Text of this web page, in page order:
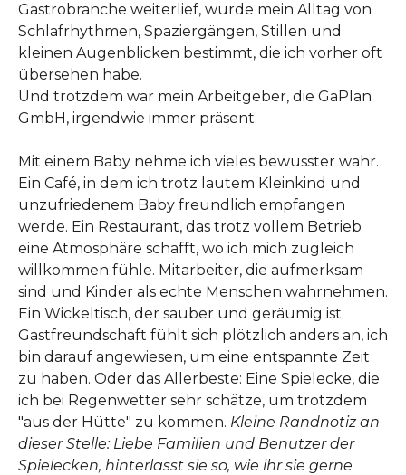
Gastrobranche weiterlief, wurde mein Alltag von
Schlafrhythmen, Spaziergängen, Stillen und
kleinen Augenblicken bestimmt, die ich vorher oft
übersehen habe.
Und trotzdem war mein Arbeitgeber, die GaPlan
GmbH, irgendwie immer präsent.
Mit einem Baby nehme ich vieles bewusster wahr.
Ein Café, in dem ich trotz lautem Kleinkind und
unzufriedenem Baby freundlich empfangen
werde. Ein Restaurant, das trotz vollem Betrieb
eine Atmosphäre schafft, wo ich mich zugleich
willkommen fühle. Mitarbeiter, die aufmerksam
sind und Kinder als echte Menschen wahrnehmen.
Ein Wickeltisch, der sauber und geräumig ist.
Gastfreundschaft fühlt sich plötzlich anders an, ich
bin darauf angewiesen, um eine entspannte Zeit
zu haben. Oder das Allerbeste: Eine Spielecke, die
ich bei Regenwetter sehr schätze, um trotzdem
"aus der Hütte" zu kommen. Kleine Randnotiz an
dieser Stelle: Liebe Familien und Benutzer der
Spielecken, hinterlasst sie so, wie ihr sie gerne